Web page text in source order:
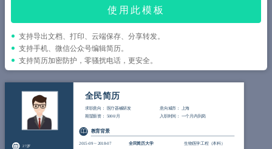
简历教程
登录 / 注册
使用此模板
支持导出文档、打印、云端保存、分享转发。
支持手机、微信公众号编辑简历。
支持简历加密防护，零骚扰电话，更安全。
27岁
全民简历
求职意向： 医疗器械研发 意向城市： 上海
期望薪资： 5000/月 入职时间： 一个月内到岗
教育背景
2015-09~2018-07 全民简历大学
生物医学工程（本科）